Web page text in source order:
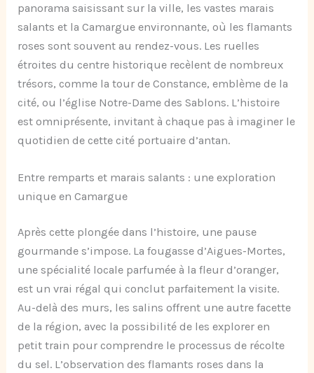
panorama saisissant sur la ville, les vastes marais
salants et la Camargue environnante, où les flamants
roses sont souvent au rendez-vous. Les ruelles
étroites du centre historique recèlent de nombreux
trésors, comme la tour de Constance, emblème de la
cité, ou l’église Notre-Dame des Sablons. L’histoire
est omniprésente, invitant à chaque pas à imaginer le
quotidien de cette cité portuaire d’antan.
Entre remparts et marais salants : une exploration
unique en Camargue
Après cette plongée dans l’histoire, une pause
gourmande s’impose. La fougasse d’Aigues-Mortes,
une spécialité locale parfumée à la fleur d’oranger,
est un vrai régal qui conclut parfaitement la visite.
Au-delà des murs, les salins offrent une autre facette
de la région, avec la possibilité de les explorer en
petit train pour comprendre le processus de récolte
du sel. L’observation des flamants roses dans la